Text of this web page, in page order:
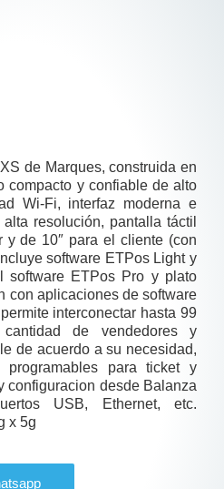
de Marques, construida en
compacto y confiable de alto
Wi-Fi, interfaz moderna e
resolución, pantalla táctil
y de 10″ para el cliente (con
software ETPos Light y
software ETPos Pro y plato
con aplicaciones de software
interconectar hasta 99
de vendedores y
de acuerdo a su necesidad,
programables para ticket y
configuracion desde Balanza
USB, Ethernet, etc.
x 5g